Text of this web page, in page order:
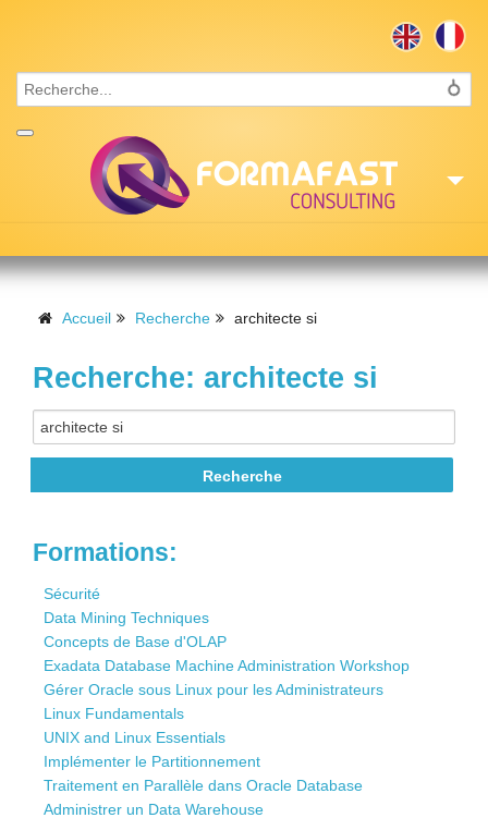
Recrutement
Contact
Accueil Recherche architecte si
Recherche: architecte si
Formations:
Sécurité
Data Mining Techniques
Concepts de Base d'OLAP
Exadata Database Machine Administration Workshop
Gérer Oracle sous Linux pour les Administrateurs
Linux Fundamentals
UNIX and Linux Essentials
Implémenter le Partitionnement
Traitement en Parallèle dans Oracle Database
Administrer un Data Warehouse